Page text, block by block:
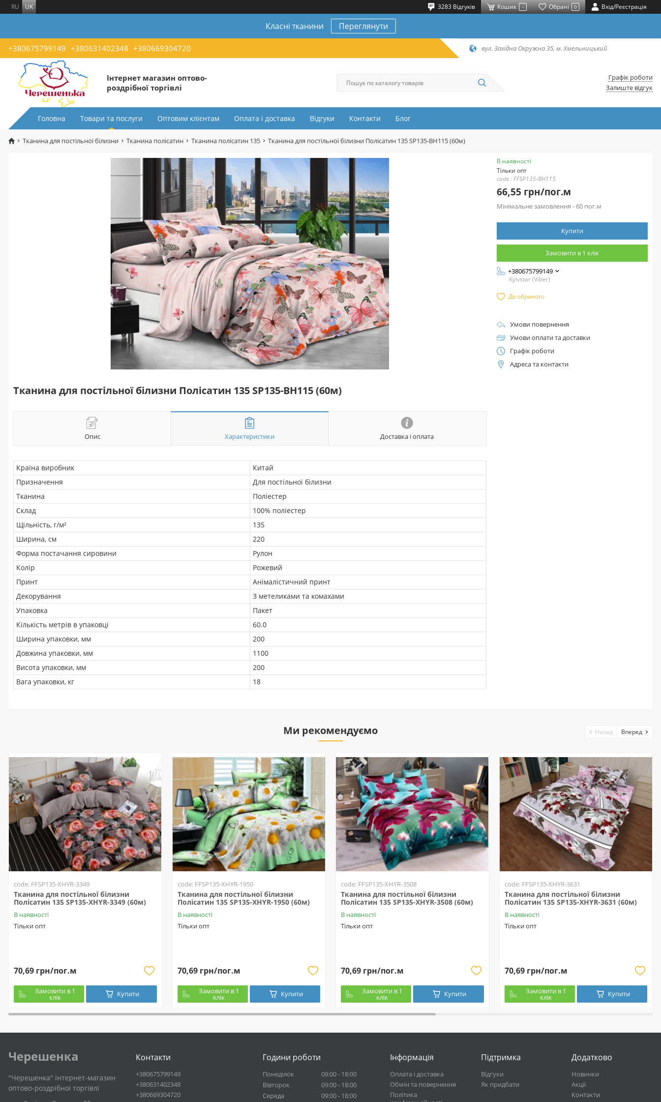
RU UK 3283 Відгуків Кошик - Обрані 0 Вхід/Реєстрація
Класні тканини Переглянути
+380675799149 +380631402348 +380669304720 вул. Західна Окружна 35, м. Хмельницький
Інтернет магазин оптово-
роздрібної торгівлі
Графік роботи
Залиште відгук
Головна Товари та послуги Оптовим клієнтам Оплата і доставка Відгуки Контакти Блог
Тканина для постільної білизни Тканина полісатин Тканина полісатин 135 Тканина для постільної білизни Полісатин 135 SP135-BH115 (60м)
Тканина для постільної білизни Полісатин 135 SP135-BH115 (60м)
Опис Характеристики Доставка і оплата
Країна виробник
Китай
Призначення
Для постільної білизни
Тканина
Поліестер
Склад
100% поліестер
Щільність, г/м²
135
Ширина, см
220
Форма постачання сировини
Рулон
Колір
Рожевий
Принт
Анімалістичний принт
Декорування
З метеликами та комахами
Упаковка
Пакет
Кількість метрів в упаковці
60.0
Ширина упаковки, мм
200
Довжина упаковки, мм
1100
Висота упаковки, мм
200
Вага упаковки, кг
18
В наявності
Тільки опт
code : FFSP135-BH115
66,55 грн/пог.м
Мінімальне замовлення - 60 пог.м
Купити
Замовити в 1 клік
+380675799149
Kyivstar (Viber)
До обраного
Умови повернення
Умови оплати та доставки
Графік роботи
Адреса та контакти
Ми рекомендуємо
code: FFSP135-XHYR-3349
Тканина для постільної білизни
Полісатин 135 SP135-XHYR-3349 (60м)
В наявності
Тільки опт
70,69 грн/пог.м
Замовити в 1
клік Купити
code: FFSP135-XHYR-1950
Тканина для постільної білизни
Полісатин 135 SP135-XHYR-1950 (60м)
В наявності
Тільки опт
70,69 грн/пог.м
Замовити в 1
клік Купити
code: FFSP135-XHYR-3508
Тканина для постільної білизни
Полісатин 135 SP135-XHYR-3508 (60м)
В наявності
Тільки опт
70,69 грн/пог.м
Замовити в 1
клік Купити
code: FFSP135-XHYR-3631
Тканина для постільної білизни
Полісатин 135 SP135-XHYR-3631 (60м)
В наявності
Тільки опт
70,69 грн/пог.м
Замовити в 1
клік Купити
Назад Вперед
Черешенка
"Черешенка" інтернет-магазин
оптово-роздрібної торгівлі
Контакти
+380675799149
+380631402348
+380669304720
Години роботи
Понеділок
09:00 - 18:00
Вівторок
09:00 - 18:00
Середа
09:00 - 18:00
Інформація
Оплата і доставка
Обмін та повернення
Політика
Підтримка
Відгуки
Як придбати
Додатково
Новинки
Акції
Контакти